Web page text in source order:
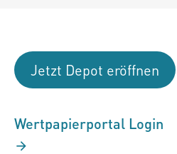
Jetzt Depot eröffnen
Wertpapierportal Login